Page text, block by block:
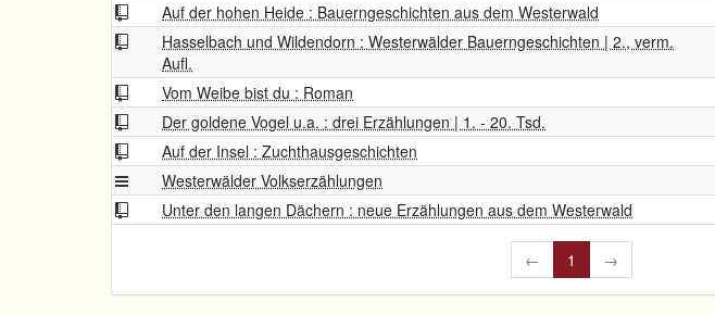
Auf der hohen Heide : Bauerngeschichten aus dem Westerwald
Hasselbach und Wildendorn : Westerwälder Bauerngeschichten | 2., verm.
Aufl.
Vom Weibe bist du : Roman
Der goldene Vogel u.a. : drei Erzählungen | 1. - 20. Tsd.
Auf der Insel : Zuchthausgeschichten
Westerwälder Volkserzählungen
Unter den langen Dächern : neue Erzählungen aus dem Westerwald
← 1 →